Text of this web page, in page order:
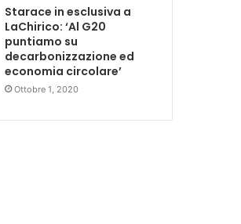
Starace in esclusiva a
LaChirico: ‘Al G20
puntiamo su
decarbonizzazione ed
economia circolare’
Ottobre 1, 2020